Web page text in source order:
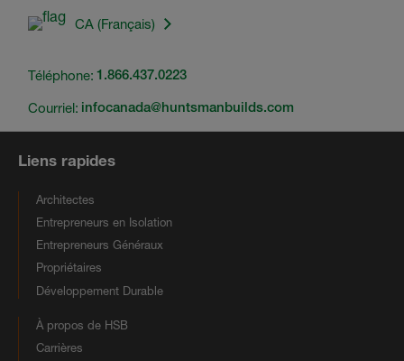
CA (Français)
Téléphone: 1.866.437.0223
Courriel: infocanada@huntsmanbuilds.com
Liens rapides
Architectes
Entrepreneurs en Isolation
Entrepreneurs Généraux
Propriétaires
Développement Durable
À propos de HSB
Carrières